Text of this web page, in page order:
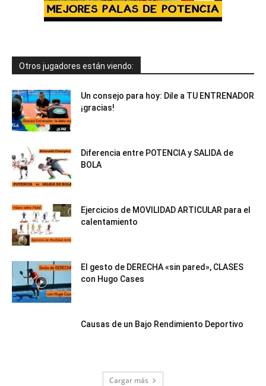
Otros jugadores están viendo:
Un consejo para hoy: Dile a TU ENTRENADOR
¡gracias!
Diferencia entre POTENCIA y SALIDA de
BOLA
Ejercicios de MOVILIDAD ARTICULAR para el
calentamiento
El gesto de DERECHA «sin pared», CLASES
con Hugo Cases
Causas de un Bajo Rendimiento Deportivo
Cargar más